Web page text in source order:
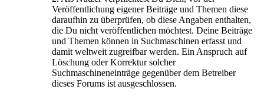
Veröffentlichung eigener Beiträge und Themen diese
daraufhin zu überprüfen, ob diese Angaben enthalten,
die Du nicht veröffentlichen möchtest. Deine Beiträge
und Themen können in Suchmaschinen erfasst und
damit weltweit zugreifbar werden. Ein Anspruch auf
Löschung oder Korrektur solcher
Suchmaschineneinträge gegenüber dem Betreiber
dieses Forums ist ausgeschlossen.